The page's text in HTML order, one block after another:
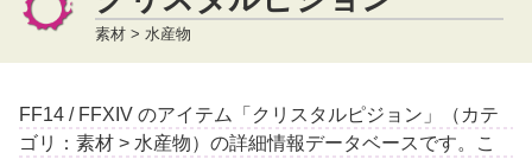
素材 > 水産物
FF14 / FFXIV のアイテム「クリスタルピジョン」（カテ
ゴリ：素材 > 水産物）の詳細情報データベースです。こ